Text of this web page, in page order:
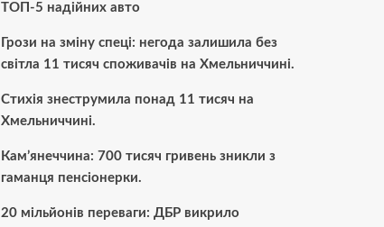
ТОП-5 надійних авто
Грози на зміну спеці: негода залишила без
світла 11 тисяч споживачів на Хмельниччині.
Стихія знеструмила понад 11 тисяч на
Хмельниччині.
Кам’янеччина: 700 тисяч гривень зникли з
гаманця пенсіонерки.
20 мільйонів переваги: ДБР викрило